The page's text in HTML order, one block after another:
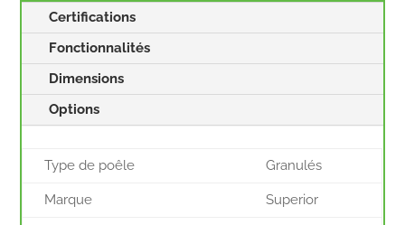
Certifications
Fonctionnalités
Dimensions
Options
Type de poêle Granulés
Marque Superior